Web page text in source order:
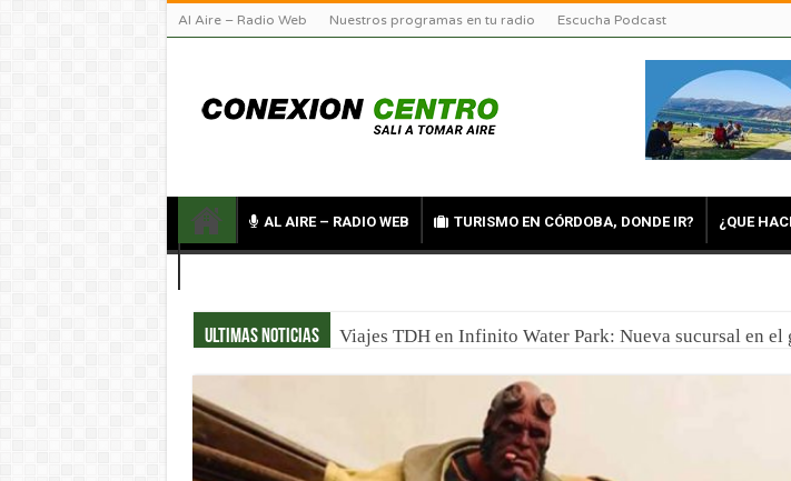
Al Aire – Radio Web Nuestros programas en tu radio Escucha Podcast
AL AIRE – RADIO WEB TURISMO EN CÓRDOBA, DONDE IR? ¿QUE
Ultimas noticias Turismo científico en Córdoba: Viajar para comprender,